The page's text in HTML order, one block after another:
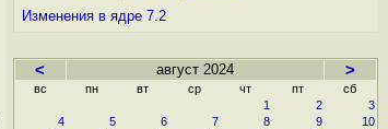
Изменения в ядре 7.2
< август 2024 >
вс пн вт ср чт пт
сб
1
2
3
4
5 6 7 8 9
10